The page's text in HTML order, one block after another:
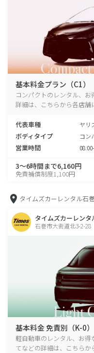
基本料金プラン（C1）
コンパクトのレンタル、
詳細は、こちらから各店舗
代表車種 ヤリ
ボディタイプ コン
営業時間
3～6時間まで6,160円
免責補償制度1,100円
タイムズカーレンタル石
タイムズカーレンタ
石巻市大街道北3-2-28
基本料金 免責別（K-0）
軽自動車のレンタル、お
てなどの詳細は、こちらか